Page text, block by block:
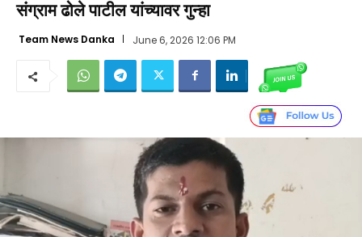
संग्राम ढोले पाटील यांच्यावर गुन्हा
Team News Danka June 6, 2026 12:06 PM